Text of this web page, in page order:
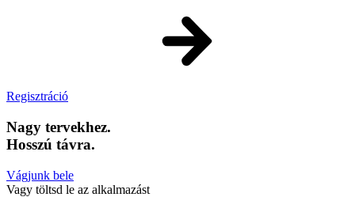
Regisztráció
Nagy tervekhez.
Hosszú távra.
Vágjunk bele
Vagy töltsd le az alkalmazást